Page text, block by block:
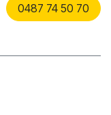
0487 74 50 70